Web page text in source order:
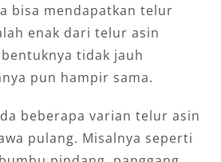
bisa mendapatkan telur
enak dari telur asin
tidak jauh
pun hampir sama.
beberapa varian telur asin
pulang. Misalnya seperti